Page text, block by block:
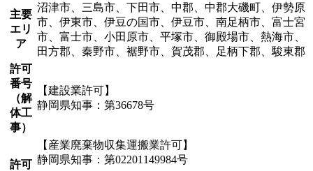
主要
エリ
ア
沼津市、三島市、下田市、中郡、中郡大磯町、伊勢原
市、伊東市、伊豆の国市、伊豆市、南足柄市、富士宮
市、富士市、小田原市、平塚市、御殿場市、熱海市、
田方郡、秦野市、裾野市、賀茂郡、足柄下郡、駿東郡
許可
番号
（解
体工
事）
【建設業許可】
静岡県知事：第36678号
許可
【産業廃棄物収集運搬業許可】
静岡県知事：第02201149984号